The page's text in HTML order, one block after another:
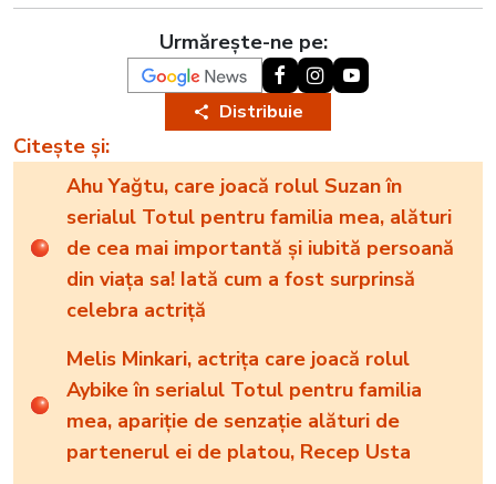
Urmărește-ne pe:
Distribuie
Citește și:
Ahu Yağtu, care joacă rolul Suzan în
serialul Totul pentru familia mea, alături
de cea mai importantă și iubită persoană
din viața sa! Iată cum a fost surprinsă
celebra actriță
Melis Minkari, actrița care joacă rolul
Aybike în serialul Totul pentru familia
mea, apariție de senzație alături de
partenerul ei de platou, Recep Usta